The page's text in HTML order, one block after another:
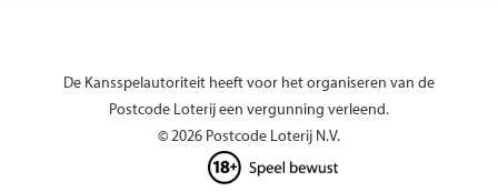
De Kansspelautoriteit heeft voor het organiseren van de
Postcode Loterij een vergunning verleend.
© 2026 Postcode Loterij N.V.